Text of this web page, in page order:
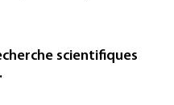
Texas une
pour ses
TikTok de
scientifiques